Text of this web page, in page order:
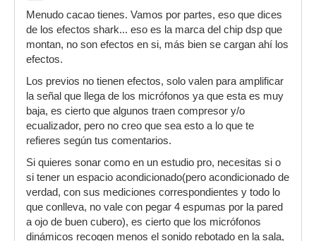
Menudo cacao tienes. Vamos por partes, eso que dices
de los efectos shark... eso es la marca del chip dsp que
montan, no son efectos en si, más bien se cargan ahí los
efectos.
Los previos no tienen efectos, solo valen para amplificar
la señal que llega de los micrófonos ya que esta es muy
baja, es cierto que algunos traen compresor y/o
ecualizador, pero no creo que sea esto a lo que te
refieres según tus comentarios.
Si quieres sonar como en un estudio pro, necesitas si o
si tener un espacio acondicionado(pero acondicionado de
verdad, con sus mediciones correspondientes y todo lo
que conlleva, no vale con pegar 4 espumas por la pared
a ojo de buen cubero), es cierto que los micrófonos
dinámicos recogen menos el sonido rebotado en la sala,